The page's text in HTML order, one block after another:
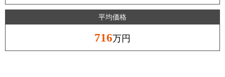
平均価格
716万円